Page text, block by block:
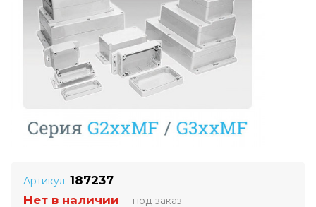
Артикул: 187237
Нет в наличии
под заказ